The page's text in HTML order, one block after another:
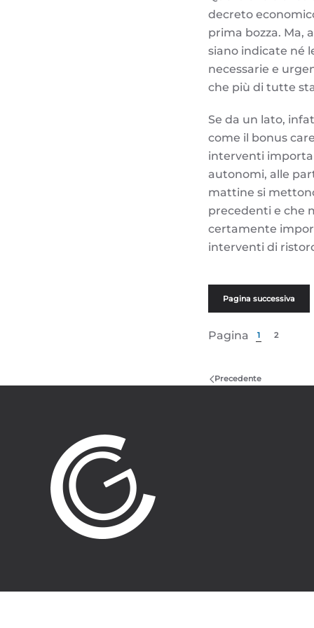
decreto
prima bozza. Ma,
siano indicate né
necessarie e
che più di tutte
Se da un lato,
come il bonus
interventi
autonomi, alle
mattine si
precedenti e che
certamente
interventi di
Pagina successiva
Pagina 1 2
Precedente